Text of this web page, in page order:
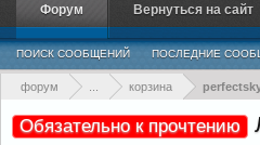
форум корзина
Обязательно к прочтению
Форум
ПОИСК СООБЩЕНИЙ ПОСЛЕДНИЕ
Вернуться на сайт